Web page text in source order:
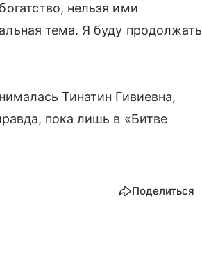
нельзя ими
тема. Я буду продолжать
Тинатин Гивиевна,
пока лишь в «Битве
Поделиться